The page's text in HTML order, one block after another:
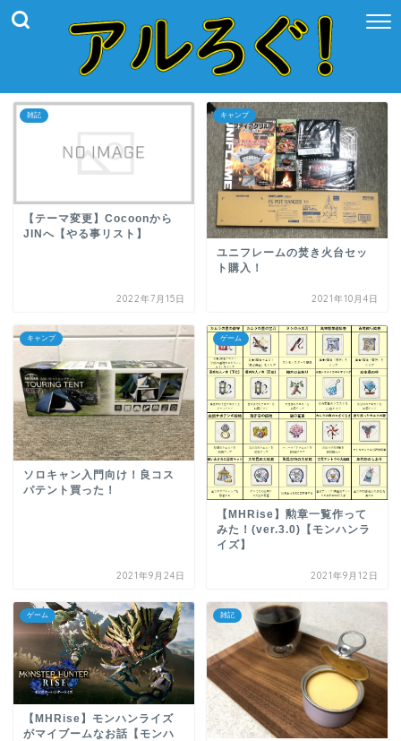
雑記
【テーマ変更】Cocoonから
JINへ【やる事リスト】
2022年7月15日
キャンプ
ユニフレームの焚き火台セッ
ト購入！
2021年10月4日
キャンプ
ソロキャン入門向け！良コス
パテント買った！
2021年9月24日
ゲーム
【MHRise】勲章一覧作って
みた！(ver.3.0)【モンハンラ
イズ】
2021年9月12日
ゲーム
【MHRise】モンハンライズ
がマイブームなお話【モンハ
雑記